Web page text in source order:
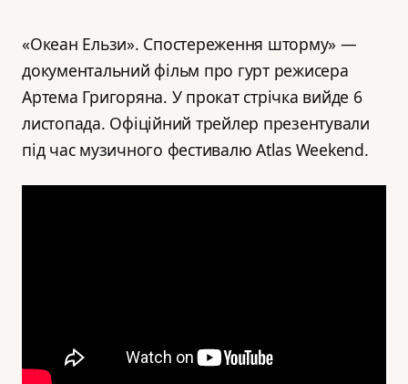
«Океан Ельзи». Спостереження шторму» —
документальний фільм про гурт режисера
Артема Григоряна. У прокат стрічка вийде 6
листопада. Офіційний трейлер презентували
під час музичного фестивалю Atlas Weekend.